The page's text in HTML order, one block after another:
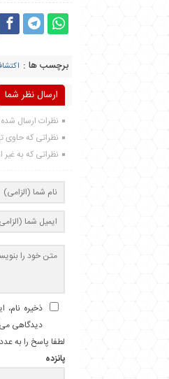
برچسب ها :
ارسال نظر شما
نظرات ارسال
نظراتی که حاوی
نظراتی که به
ذخیره نام،
دیدگاهی
لطفا پاسخ را به